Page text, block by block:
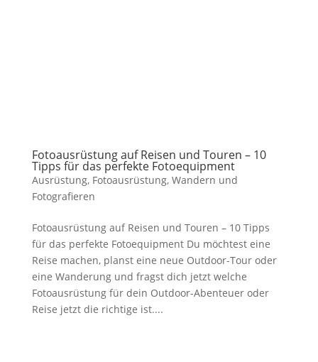
Fotoausrüstung auf Reisen und Touren – 10
Tipps für das perfekte Fotoequipment
Ausrüstung, Fotoausrüstung, Wandern und
Fotografieren
Fotoausrüstung auf Reisen und Touren – 10 Tipps
für das perfekte Fotoequipment Du möchtest eine
Reise machen, planst eine neue Outdoor-Tour oder
eine Wanderung und fragst dich jetzt welche
Fotoausrüstung für dein Outdoor-Abenteuer oder
Reise jetzt die richtige ist....